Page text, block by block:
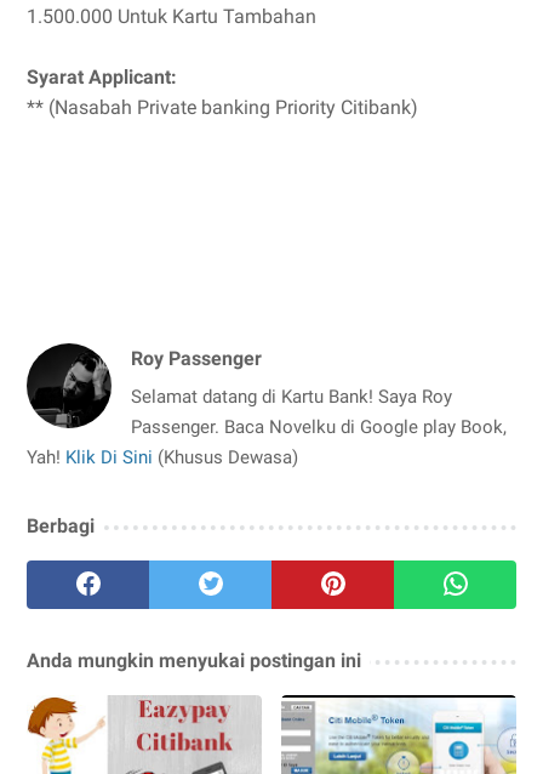
1.500.000 Untuk Kartu Tambahan
Syarat Applicant:
** (Nasabah Private banking Priority Citibank)
Roy Passenger
Selamat datang di Kartu Bank! Saya Roy
Passenger. Baca Novelku di Google play Book,
Yah! Klik Di Sini (Khusus Dewasa)
Berbagi
Anda mungkin menyukai postingan ini